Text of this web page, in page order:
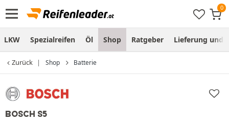
LKW Spezialreifen Öl Shop Ratgeber Lieferung und
Zurück Shop Batterie
BOSCH S5